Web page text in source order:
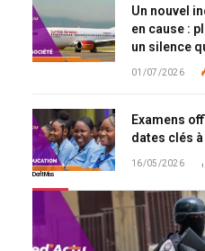
Un nouvel
en cause :
un silence
01/07/2026
Examens
dates clés
16/05/2026
Don't Miss